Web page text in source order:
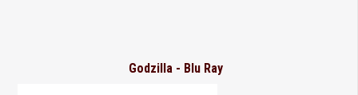
Godzilla - Blu Ray